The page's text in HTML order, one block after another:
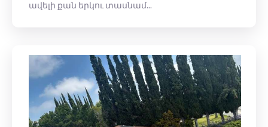
ավելի քան երկու տասնամ...